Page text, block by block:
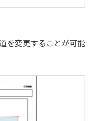
を変更することが可能